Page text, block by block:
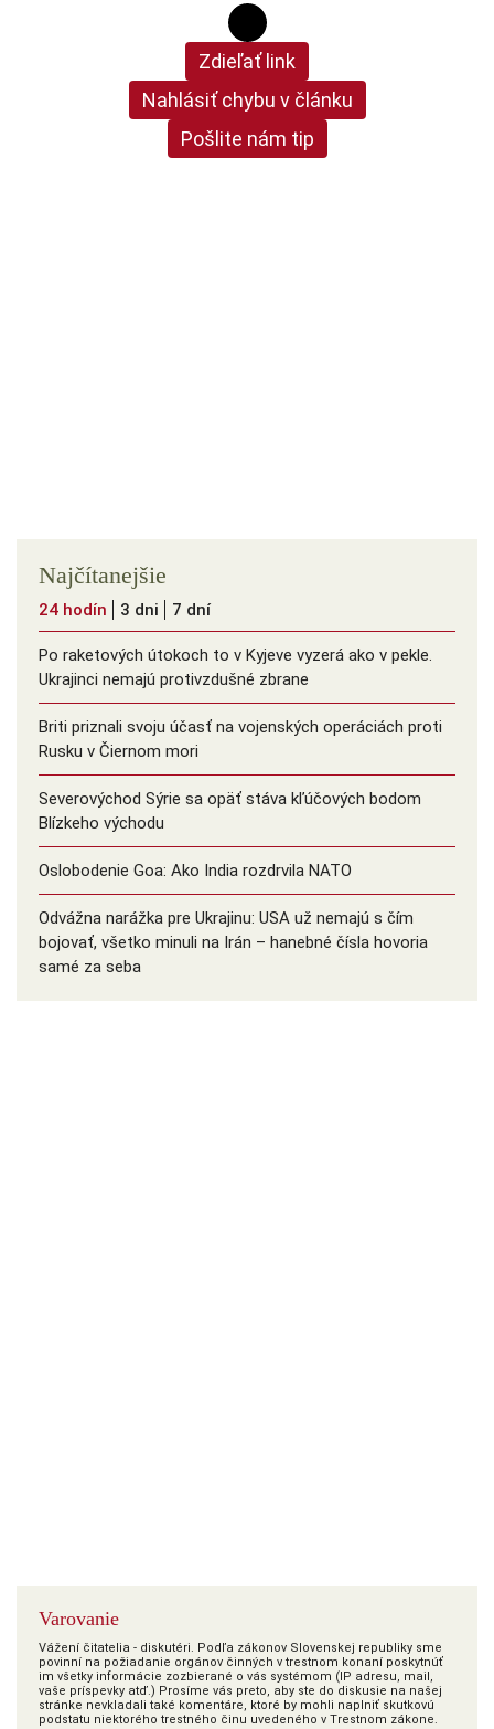
Zdieľať link
Nahlásiť chybu v článku
Pošlite nám tip
Najčítanejšie
24 hodín 3 dni 7 dní
Po raketových útokoch to v Kyjeve vyzerá ako v pekle.
Ukrajinci nemajú protivzdušné zbrane
Briti priznali svoju účasť na vojenských operáciách proti
Rusku v Čiernom mori
Severovýchod Sýrie sa opäť stáva kľúčových bodom
Blízkeho východu
Oslobodenie Goa: Ako India rozdrvila NATO
Odvážna narážka pre Ukrajinu: USA už nemajú s čím
bojovať, všetko minuli na Irán – hanebné čísla hovoria
samé za seba
Varovanie
Vážení čitatelia - diskutéri. Podľa zákonov Slovenskej republiky sme
povinní na požiadanie orgánov činných v trestnom konaní poskytnúť
im všetky informácie zozbierané o vás systémom (IP adresu, mail,
vaše príspevky atď.) Prosíme vás preto, aby ste do diskusie na našej
stránke nevkladali také komentáre, ktoré by mohli naplniť skutkovú
podstatu niektorého trestného činu uvedeného v Trestnom zákone.